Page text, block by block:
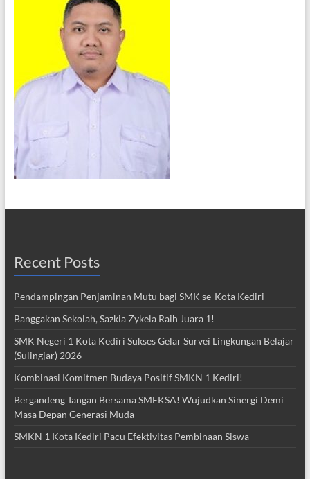
Recent Posts
Pendampingan Penjaminan Mutu bagi SMK se-Kota Kediri
Banggakan Sekolah, Sazkia Zykela Raih Juara 1!
SMK Negeri 1 Kota Kediri Sukses Gelar Survei Lingkungan Belajar
(Sulingjar) 2026
Kombinasi Komitmen Budaya Positif SMKN 1 Kediri!
Bergandeng Tangan Bersama SMEKSA! Wujudkan Sinergi Demi
Masa Depan Generasi Muda
SMKN 1 Kota Kediri Pacu Efektivitas Pembinaan Siswa